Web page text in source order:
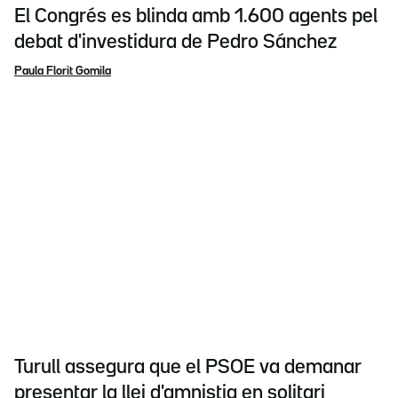
El Congrés es blinda amb 1.600 agents pel
debat d'investidura de Pedro Sánchez
Paula Florit Gomila
Turull assegura que el PSOE va demanar
presentar la llei d'amnistia en solitari